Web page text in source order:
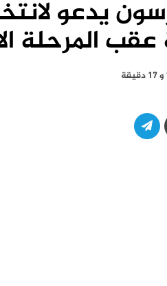
يدعو
المرحلة